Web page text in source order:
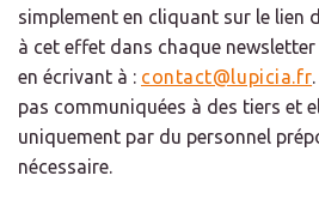
simplement en cliquant sur le lien
à cet effet dans chaque
en écrivant à : contact@lupicia.fr
pas communiquées à des tiers et
uniquement par du personnel
nécessaire.